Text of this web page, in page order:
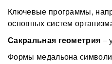
Основа —
оцифрованная гомеопатия
инвертированные нозоды
Ключевые программы,
основных систем
Сакральная геометрия –
Формы медальона